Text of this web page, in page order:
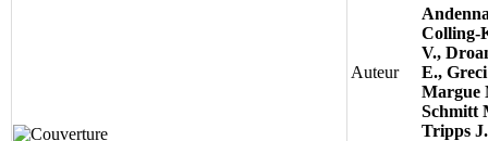
Auteur
Colling-
V.,
E.,
Margue
Schmitt
Tripps J.